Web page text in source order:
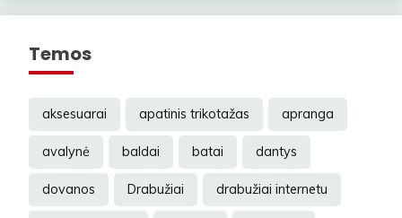
Temos
aksesuarai apatinis trikotažas apranga
avalynė baldai batai dantys
dovanos Drabužiai drabužiai internetu